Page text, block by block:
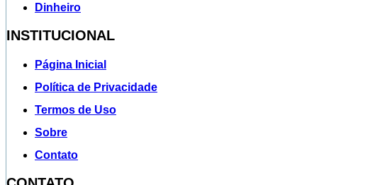
Dinheiro
INSTITUCIONAL
Página Inicial
Política de Privacidade
Termos de Uso
Sobre
Contato